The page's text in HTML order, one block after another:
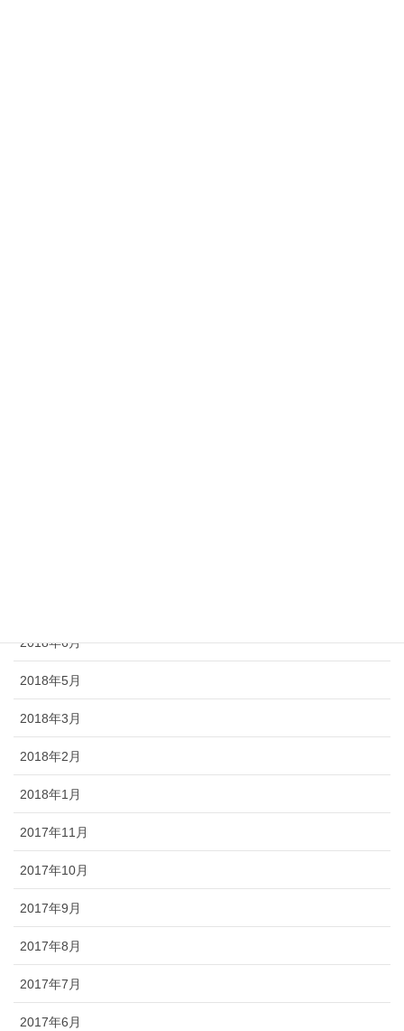
2018年6月
2018年5月
2018年3月
2018年2月
2018年1月
2017年11月
2017年10月
2017年9月
2017年8月
2017年7月
2017年6月